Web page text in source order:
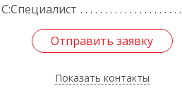
Отправить заявку
Показать контакты
Отправить заявку
Назад